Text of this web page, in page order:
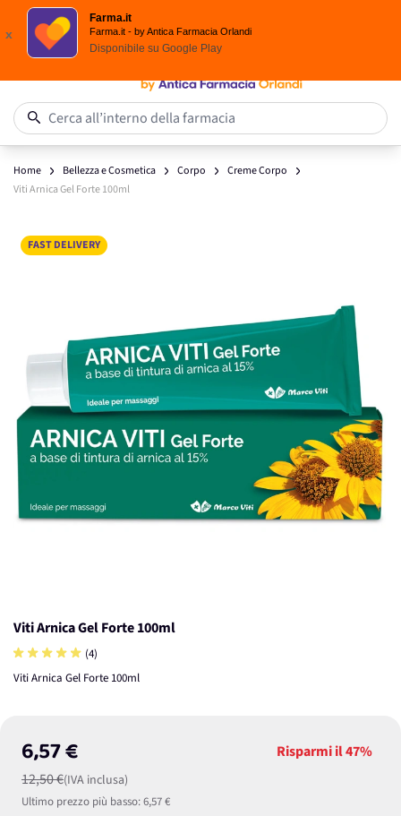
x
Farma.it
Farma.it - by Antica Farmacia Orlandi
Disponibile su Google Play
Salta al contenuto
Cerca all’interno della farmacia
Home Bellezza e Cosmetica Corpo
Creme Corpo
Viti Arnica Gel Forte 100ml
FAST DELIVERY
Main image
Click to view image in fullscreen
Viti Arnica Gel Forte 100ml
(4)
Viti Arnica Gel Forte 100ml
6,57 €
12,50 €(IVA inclusa)
Risparmi il47%
Ultimo prezzo più basso:6,57 €